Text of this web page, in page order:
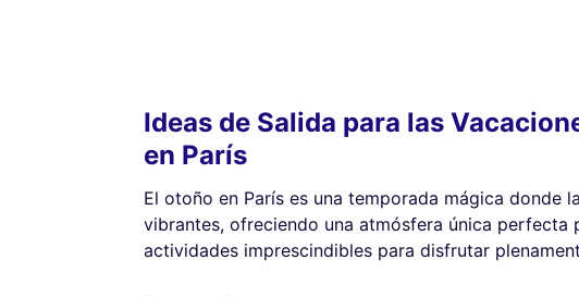
Ideas de Salida para las
en París
El otoño en París es una temporada mágica donde
vibrantes, ofreciendo una atmósfera única perfecta
actividades imprescindibles para disfrutar